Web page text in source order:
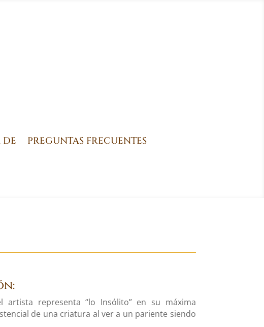
DE PREGUNTAS FRECUENTES
artista representa “lo Insólito” en su máxima
de una criatura al ver a un pariente siendo